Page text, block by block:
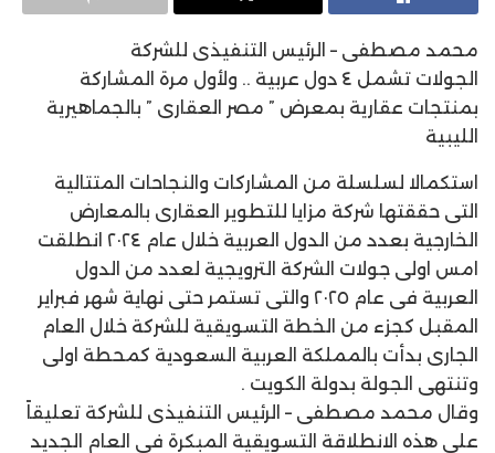
محمد مصطفى – الرئيس التنفيذى للشركة
الجولات تشمل ٤ دول عربية .. ولأول مرة المشاركة
بمنتجات عقارية بمعرض ” مصر العقارى ” بالجماهيرية
الليبية
استكمالا لسلسلة من المشاركات والنجاحات المتتالية
التى حققتها شركة مزايا للتطوير العقارى بالمعارض
الخارجية بعدد من الدول العربية خلال عام ٢٠٢٤ انطلقت
امس اولى جولات الشركة الترويجية لعدد من الدول
العربية فى عام ٢٠٢٥ والتى تستمر حتى نهاية شهر فبراير
المقبل كجزء من الخطة التسويقية للشركة خلال العام
الجارى بدأت بالمملكة العربية السعودية كمحطة اولى
وتنتهى الجولة بدولة الكويت .
وقال محمد مصطفى – الرئيس التنفيذى للشركة تعليقاً
على هذه الانطلاقة التسويقية المبكرة فى العام الجديد